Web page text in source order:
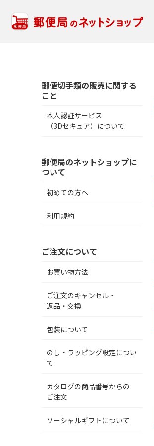
郵便切手類の販売に関する
こと
本人認証サービス
（3Dセキュア）について
郵便局のネットショップに
ついて
初めての方へ
利用規約
ご注文について
お買い物方法
ご注文のキャンセル・
返品・交換
包装について
のし・ラッピング設定につい
て
カタログの商品番号からの
ご注文
ソーシャルギフトについて